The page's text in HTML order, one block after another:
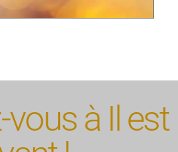
à Il est